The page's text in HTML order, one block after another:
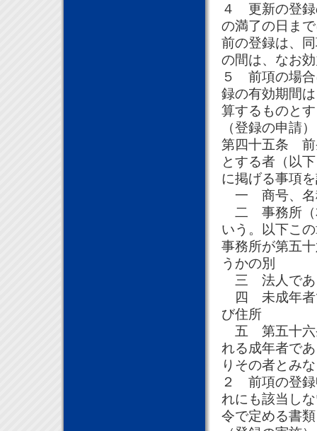
４ 更新の登録
の満了の日ま
前の登録は、
の間は、なお
５ 前項の場合
録の有効期間
算するものと
（登録の申請）
第四十五条 前
とする者（以
に掲げる事項
一 商号、名
二 事務所（
いう。以下こ
事務所が第五
うかの別
三 法人であ
四 未成年者
び住所
五 第五十六
れる成年者で
りその者とみ
２ 前項の登録
れにも該当し
令で定める書